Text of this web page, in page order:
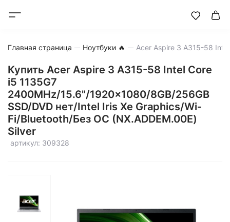
Главная страница Ноутбуки 🔥
Купить Acer Aspire 3 A315-58 Intel Core
i5 1135G7
2400MHz/15.6"/1920x1080/8GB/256GB
SSD/DVD нет/Intel Iris Xe Graphics/Wi-
Fi/Bluetooth/Без ОС (NX.ADDEM.00E)
Silver
артикул: 309328